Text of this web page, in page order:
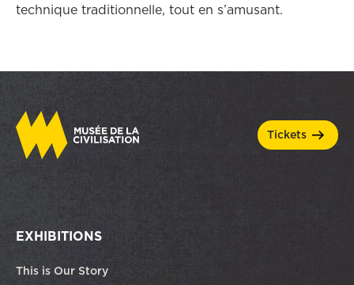
technique traditionnelle, tout en s’amusant.
tickets
EXHIBITIONS
This is Our Story